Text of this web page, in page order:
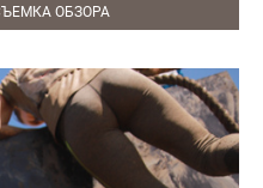
СЪЕМКА ОБЗОРА